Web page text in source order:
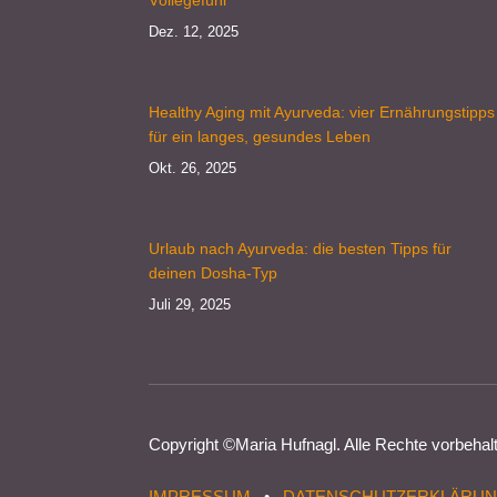
Dez. 12, 2025
Healthy Aging mit Ayurveda: vier Ernährungstipps
für ein langes, gesundes Leben
Okt. 26, 2025
Urlaub nach Ayurveda: die besten Tipps für
deinen Dosha-Typ
Juli 29, 2025
Copyright ©Maria Hufnagl. Alle Rechte